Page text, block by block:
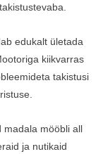
edukalt ületada
kiikvarras
takistusi
madala mööbli all
ja nutikaid